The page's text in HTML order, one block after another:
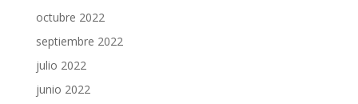
octubre 2022
septiembre 2022
julio 2022
junio 2022